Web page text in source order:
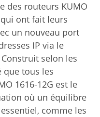
des routeurs KUMO
qui ont fait leurs
un nouveau port
IP via le
Construit selon les
que tous les
1616-12G est le
où un équilibre
comme les